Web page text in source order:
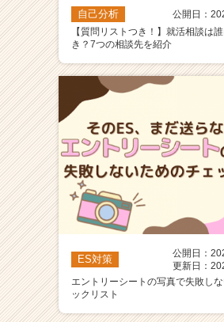
r）
自己分析
公開日：
【質問リストつき！】就活相談は
き？7つの相談先を紹介
ES対策
公開日：
更新日：
エントリーシートの写真で失敗し
ックリスト